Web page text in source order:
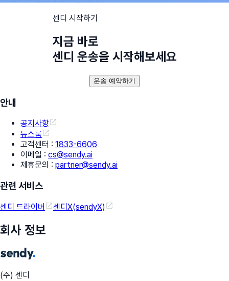
센디 시작하기
지금 바로
센디 운송을 시작해보세요
운송 예약하기
안내
공지사항
뉴스룸
고객센터 : 1833-6606
이메일 : cs@sendy.ai
제휴문의 : partner@sendy.ai
관련 서비스
센디 드라이버 센디X(sendyX)
회사 정보
(주) 센디